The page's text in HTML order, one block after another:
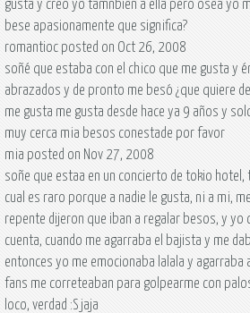
gusta y creo yo tamnbien a ella pero osea yo
bese apasionamente que significa?
romantioc posted on Oct 26, 2008
soñé que estaba con el chico que me gusta y
abrazados y de pronto me besó ¿que quiere
me gusta me gusta desde hace ya 9 años y
muy cerca mia besos conestade por favor
mia posted on Nov 27, 2008
soñe que estaa en un concierto de tokio
cual es raro porque a nadie le gusta, ni a mi,
repente dijeron que iban a regalar besos, y yo
cuenta, cuando me agarraba el bajista y me
entonces yo me emocionaba lalala y agarraba
fans me correteaban para golpearme con
loco, verdad :S jaja